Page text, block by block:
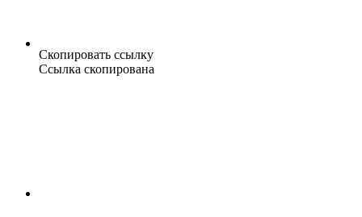
Скопировать ссылку
Ссылка скопирована